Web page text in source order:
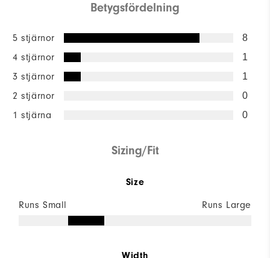
Betygsfördelning
5 stjärnor 8
4 stjärnor 1
3 stjärnor 1
2 stjärnor 0
1 stjärna 0
Sizing/Fit
Size
Runs Small Runs Large
Width